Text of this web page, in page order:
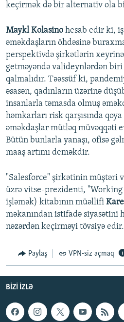
keçirmək də bir alternativ ola
Maykl Kolasino hesab edir ki,
əməkdaşların öhdəsinə
perspektivdə şirkətlərin
getməyəndə valideynlərdən
qalmalıdır. Təəssüf ki,
əsasən, qadınların üzərinə
insanlarla təmasda olmuş
həmkarları risk qarşısında
əməkdaşlar mütləq müvəqqəti
Bütün bunlarla yanaşı, ofisə
maaş artımı deməkdir.
"Salesforce" şirkətinin müştəri
üzrə vitse-prezidenti, "Working
işləmək) kitabının müəllifi
məkanından istifadə siyasətini
nəzərdən keçirməyi tövsiyə edir.
Paylaş VPN-siz açmaq
BIZI IZLƏ